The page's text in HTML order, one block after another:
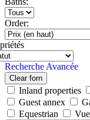
Order:
Recherche Avancée
Clear forn
Inland properties
Guest annex
Equestrian